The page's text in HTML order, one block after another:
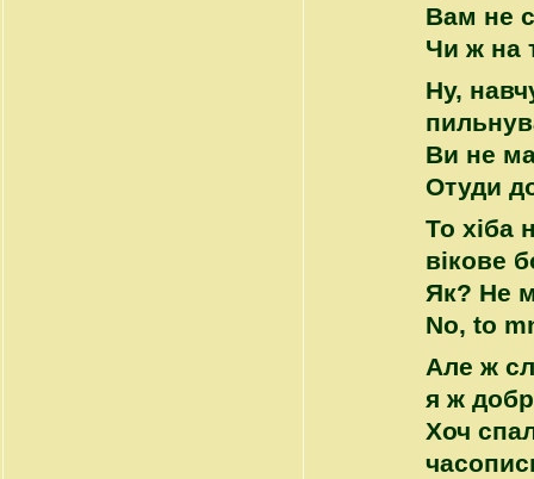
Вам не
Чи ж на
Ну,
Ви не
Отуди
То хіба
вікове
Як? Не
No, to
Але ж
я ж
Хоч